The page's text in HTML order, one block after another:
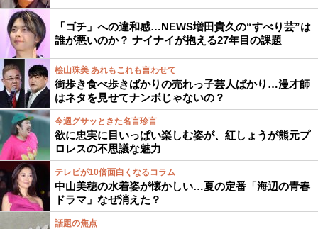
「ゴチ」への違和感…NEWS増田貴久の“すべり芸”は
誰が悪いのか？ ナイナイが抱える27年目の課題
桧山珠美 あれもこれも言わせて
街歩き食べ歩きばかりの売れっ子芸人ばかり…漫才師
はネタを見せてナンボじゃないの？
今週グサッときた名言珍言
欲に忠実に目いっぱい楽しむ姿が、紅しょうが熊元プ
ロレスの不思議な魅力
テレビが10倍面白くなるコラム
中山美穂の水着姿が懐かしい…夏の定番「海辺の青春
ドラマ」なぜ消えた？
話題の焦点